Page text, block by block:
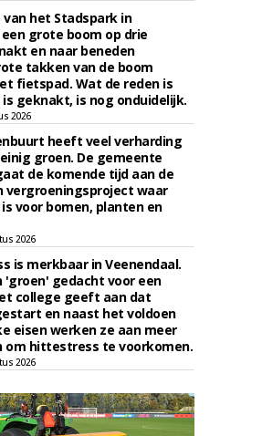
van het Stadspark in
grote boom op drie
en naar beneden
takken van de boom
fietspad. Wat de reden is
geknakt, is nog onduidelijk.
2026
heeft veel verharding
groen. De gemeente
de komende tijd aan de
vergroeningsproject waar
voor bomen, planten en
2026
is merkbaar in Veenendaal.
'groen' gedacht voor een
college geeft aan dat
en naast het voldoen
eisen werken ze aan meer
om hittestress te voorkomen.
2026